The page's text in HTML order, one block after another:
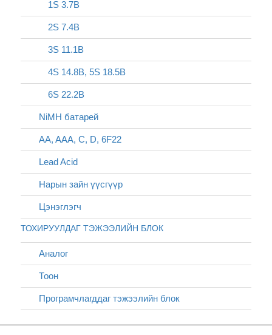
1S 3.7В
2S 7.4В
3S 11.1В
4S 14.8В, 5S 18.5В
6S 22.2В
NiMH батарей
AA, AAA, C, D, 6F22
Lead Acid
Нарын зайн үүсгүүр
Цэнэглэгч
ТОХИРУУЛДАГ ТЭЖЭЭЛИЙН БЛОК
Аналог
Тоон
Програмчлагддаг тэжээлийн блок